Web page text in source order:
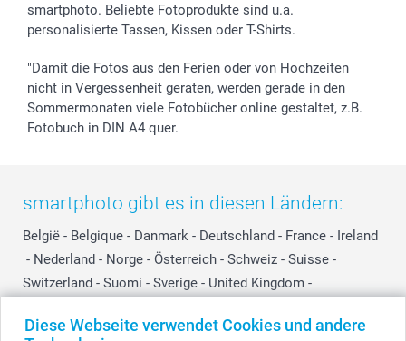
Diese Webseite verwendet Cookies und andere
smartphoto. Beliebte Fotoprodukte sind u.a.
personalisierte Tassen, Kissen oder T-Shirts.
"Damit die Fotos aus den Ferien oder von Hochzeiten
nicht in Vergessenheit geraten, werden gerade in den
Sommermonaten viele Fotobücher online gestaltet, z.B.
Fotobuch in DIN A4 quer.
smartphoto gibt es in diesen Ländern:
België - Belgique - Danmark - Deutschland - France - Ireland
- Nederland - Norge - Österreich - Schweiz - Suisse -
Switzerland - Suomi - Sverige - United Kingdom -
Other Countries